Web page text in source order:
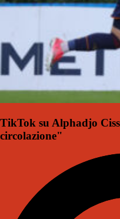
TikTok su Alphadjo
circolazione"